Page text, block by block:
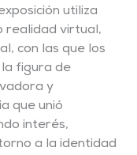
utiliza
realidad virtual,
con las que los
figura de
y
que unió
interés,
a la identidad